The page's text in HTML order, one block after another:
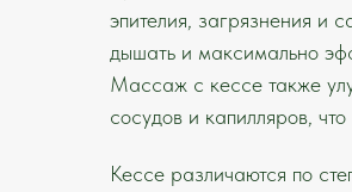
эпителия, загрязнения и
дышать и максимально
Массаж с кессе также
сосудов и капилляров,
Кессе различаются по